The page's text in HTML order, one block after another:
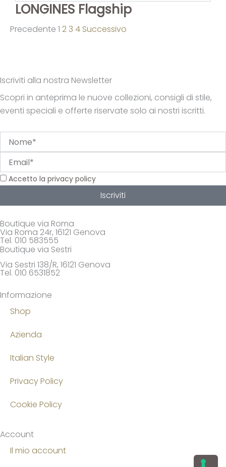
LONGINES Flagship
Precedente 1 23 4 Successivo
Iscriviti alla nostra Newsletter
Scopri in anteprima le nuove collezioni, consigli di stile,
eventi speciali e offerte riservate solo ai nostri iscritti.
Privacy
Accetto la privacy policy
Iscriviti
Boutique via Roma
Via Roma 24r, 16121 Genova
Tel. 010 583555
Boutique via Sestri
Via Sestri 138/R, 16121 Genova
Tel. 010 6531852
Informazione
Shop
Azienda
Italian Style
Privacy Policy
Cookie Policy
Account
Il mio account